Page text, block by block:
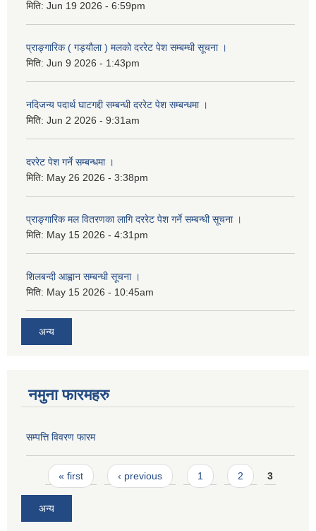
मिति: Jun 19 2026 - 6:59pm
प्राङ्गारिक ( गड्यौला ) मलको दररेट पेश सम्बम्धी सूचना ।
मिति: Jun 9 2026 - 1:43pm
नदिजन्य पदार्थ घाटगद्दी सम्बन्धी दररेट पेश सम्बन्धमा ।
मिति: Jun 2 2026 - 9:31am
दररेट पेश गर्ने सम्बन्धमा ।
मिति: May 26 2026 - 3:38pm
प्राङ्गारिक मल वितरणका लागि दररेट पेश गर्ने सम्बन्धी सूचना ।
मिति: May 15 2026 - 4:31pm
शिलबन्दी आह्वान सम्बन्धी सूचना ।
मिति: May 15 2026 - 10:45am
अन्य
नमुना फारमहरु
सम्पत्ति विवरण फारम
Pages
« first ‹ previous 1 2 3
अन्य